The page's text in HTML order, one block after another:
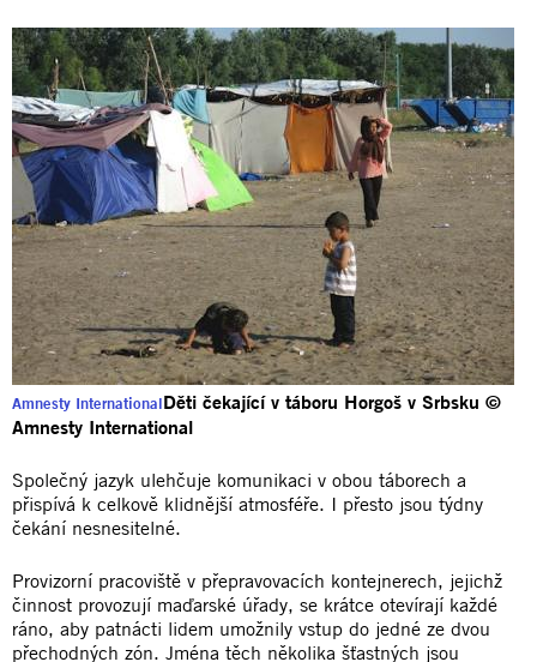
Amnesty InternationalDěti čekající v táboru Horgoš v Srbsku ©
Amnesty International
Společný jazyk ulehčuje komunikaci v obou táborech a
přispívá k celkově klidnější atmosféře. I přesto jsou týdny
čekání nesnesitelné.
Provizorní pracoviště v přepravovacích kontejnerech, jejichž
činnost provozují maďarské úřady, se krátce otevírají každé
ráno, aby patnácti lidem umožnily vstup do jedné ze dvou
přechodných zón. Jména těch několika šťastných jsou